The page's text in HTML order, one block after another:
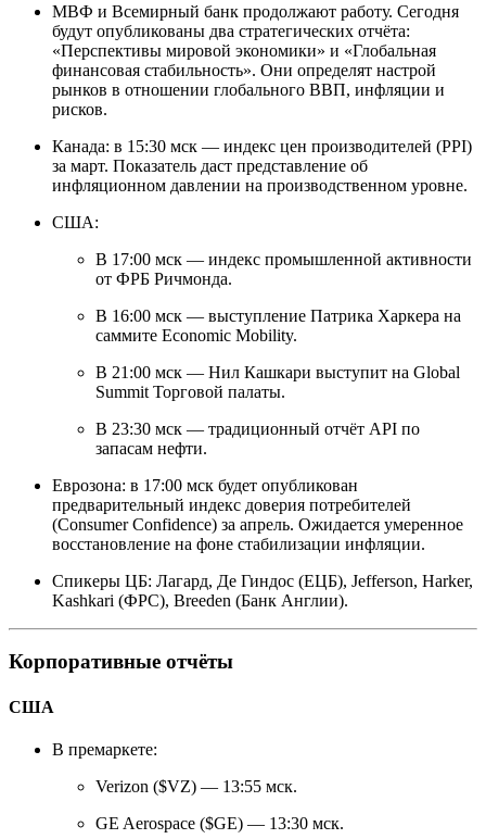
МВФ и Всемирный банк продолжают работу. Сегодня
будут опубликованы два стратегических отчёта:
«Перспективы мировой экономики» и «Глобальная
финансовая стабильность». Они определят настрой
рынков в отношении глобального ВВП, инфляции и
рисков.
Канада: в 15:30 мск — индекс цен производителей (PPI)
за март. Показатель даст представление об
инфляционном давлении на производственном уровне.
США:
В 17:00 мск — индекс промышленной активности
от ФРБ Ричмонда.
В 16:00 мск — выступление Патрика Харкера на
саммите Economic Mobility.
В 21:00 мск — Нил Кашкари выступит на Global
Summit Торговой палаты.
В 23:30 мск — традиционный отчёт API по
запасам нефти.
Еврозона: в 17:00 мск будет опубликован
предварительный индекс доверия потребителей
(Consumer Confidence) за апрель. Ожидается умеренное
восстановление на фоне стабилизации инфляции.
Спикеры ЦБ: Лагард, Де Гиндос (ЕЦБ), Jefferson, Harker,
Kashkari (ФРС), Breeden (Банк Англии).
Корпоративные отчёты
США
В премаркете:
Verizon ($VZ) — 13:55 мск.
GE Aerospace ($GE) — 13:30 мск.